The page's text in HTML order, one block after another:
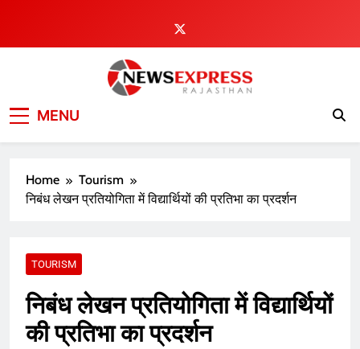
content
MENU
Home
Tourism
निबंध लेखन प्रतियोगिता में विद्यार्थियों की प्रतिभा का प्रदर्शन
TOURISM
निबंध लेखन प्रतियोगिता में विद्यार्थियों
की प्रतिभा का प्रदर्शन